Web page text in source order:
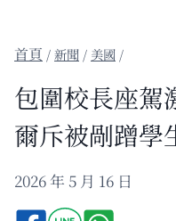
/新聞 / 美國 /
包圍校長座駕
爾斥被剮蹭學
2026 年 5 月 16 日